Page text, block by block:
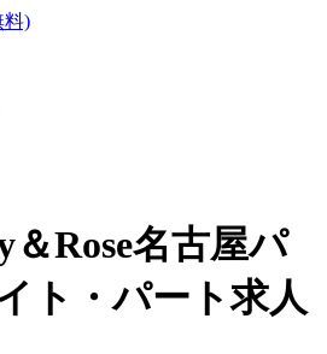
料)
Rose名古屋パ
ト・パート求人